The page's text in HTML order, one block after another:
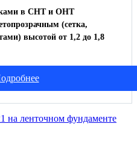
в СНТ и ОНТ
(сетка,
высотой от 1,2 до 1,8